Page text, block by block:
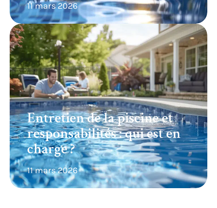
11 mars 2026
Entretien de la piscine et
responsabilités : qui est en
charge ?
11 mars 2026